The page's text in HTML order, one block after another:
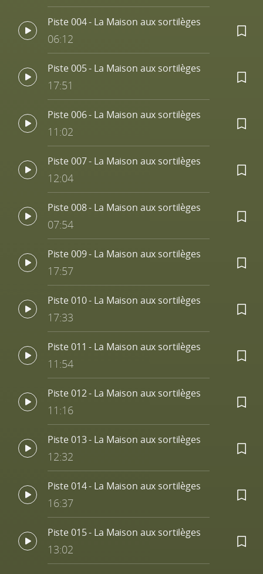
Piste 004 - La Maison aux sortilèges
06:12
Piste 005 - La Maison aux sortilèges
17:51
Piste 006 - La Maison aux sortilèges
11:02
Piste 007 - La Maison aux sortilèges
12:04
Piste 008 - La Maison aux sortilèges
07:54
Piste 009 - La Maison aux sortilèges
17:57
Piste 010 - La Maison aux sortilèges
17:33
Piste 011 - La Maison aux sortilèges
11:54
Piste 012 - La Maison aux sortilèges
11:16
Piste 013 - La Maison aux sortilèges
12:32
Piste 014 - La Maison aux sortilèges
16:37
Piste 015 - La Maison aux sortilèges
13:02